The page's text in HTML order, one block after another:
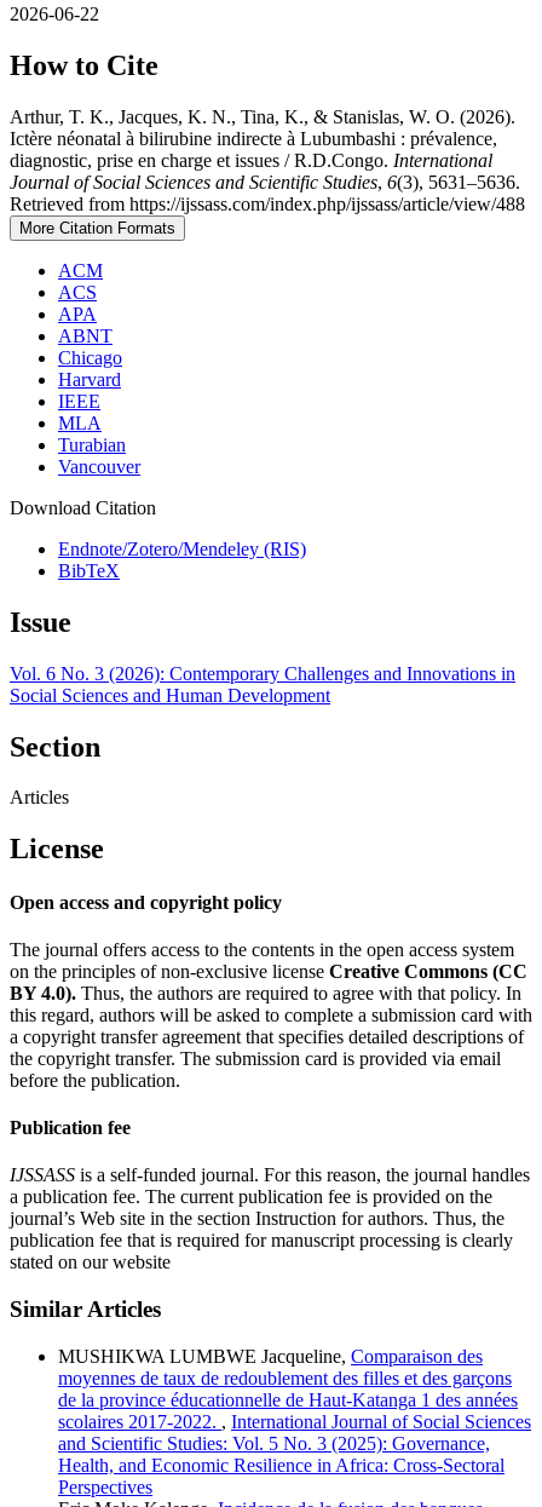
2026-06-22
How to Cite
Arthur, T. K., Jacques, K. N., Tina, K., & Stanislas, W. O. (2026).
Ictère néonatal à bilirubine indirecte à Lubumbashi : prévalence,
diagnostic, prise en charge et issues / R.D.Congo. International
Journal of Social Sciences and Scientific Studies, 6(3), 5631–5636.
Retrieved from https://ijssass.com/index.php/ijssass/article/view/488
More Citation Formats
ACM
ACS
APA
ABNT
Chicago
Harvard
IEEE
MLA
Turabian
Vancouver
Download Citation
Endnote/Zotero/Mendeley (RIS)
BibTeX
Issue
Vol. 6 No. 3 (2026): Contemporary Challenges and Innovations in
Social Sciences and Human Development
Section
Articles
License
Open access and copyright policy
The journal offers access to the contents in the open access system
on the principles of non-exclusive license Creative Commons (CC
BY 4.0). Thus, the authors are required to agree with that policy. In
this regard, authors will be asked to complete a submission card with
a copyright transfer agreement that specifies detailed descriptions of
the copyright transfer. The submission card is provided via email
before the publication.
Publication fee
IJSSASS is a self-funded journal. For this reason, the journal handles
a publication fee. The current publication fee is provided on the
journal’s Web site in the section Instruction for authors. Thus, the
publication fee that is required for manuscript processing is clearly
stated on our website
Similar Articles
MUSHIKWA LUMBWE Jacqueline, Comparaison des
moyennes de taux de redoublement des filles et des garçons
de la province éducationnelle de Haut-Katanga 1 des années
scolaires 2017-2022. , International Journal of Social Sciences
and Scientific Studies: Vol. 5 No. 3 (2025): Governance,
Health, and Economic Resilience in Africa: Cross-Sectoral
Perspectives